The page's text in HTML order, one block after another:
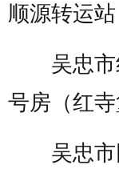
顺源转运站
吴忠
号房（红寺
吴忠